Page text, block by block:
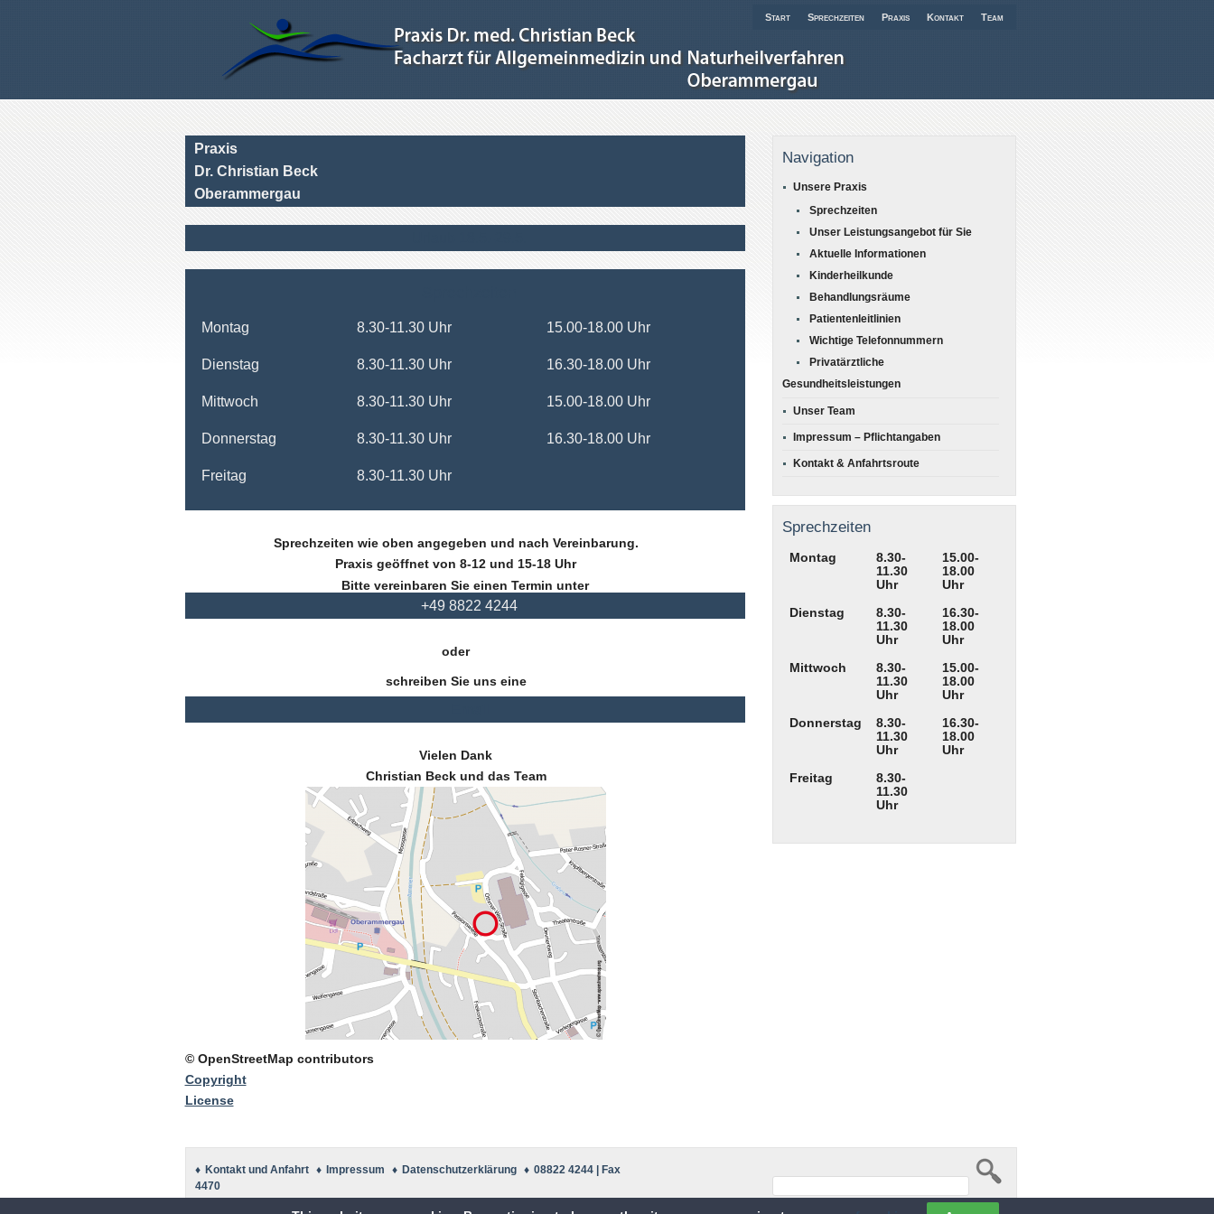
Start Sprechzeiten Praxis Kontakt Team
Praxis
Dr. Christian Beck
Oberammergau
Montag 8.30-11.30 Uhr 15.00-18.00 Uhr
Dienstag 8.30-11.30 Uhr 16.30-18.00 Uhr
Mittwoch 8.30-11.30 Uhr 15.00-18.00 Uhr
Donnerstag 8.30-11.30 Uhr 16.30-18.00 Uhr
Freitag 8.30-11.30 Uhr
Sprechzeiten wie oben angegeben und nach Vereinbarung.
Praxis geöffnet von 8-12 und 15-18 Uhr
Bitte vereinbaren Sie einen Termin unter
+49 8822 4244
oder
schreiben Sie uns eine
Vielen Dank
Christian Beck und das Team
© OpenStreetMap contributors
Copyright
License
Navigation
Unsere Praxis
Sprechzeiten
Unser Leistungsangebot für Sie
Aktuelle Informationen
Kinderheilkunde
Behandlungsräume
Patientenleitlinien
Wichtige Telefonnummern
Privatärztliche
Gesundheitsleistungen
Unser Team
Impressum – Pflichtangaben
Kontakt & Anfahrtsroute
Sprechzeiten
Montag
8.30-
11.30
Uhr
15.00-
18.00
Uhr
Dienstag
8.30-
11.30
Uhr
16.30-
18.00
Uhr
Mittwoch
8.30-
11.30
Uhr
15.00-
18.00
Uhr
Donnerstag
8.30-
11.30
Uhr
16.30-
18.00
Uhr
Freitag
8.30-
11.30
Uhr
♦ Kontakt und Anfahrt ♦ Impressum ♦ Datenschutzerklärung ♦ 08822 4244 | Fax
4470